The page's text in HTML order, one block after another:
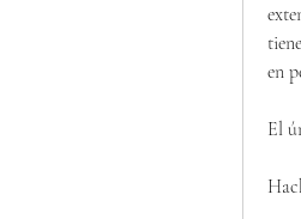
en
El